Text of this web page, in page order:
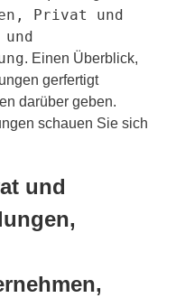
Privat und
und
. Einen Überblick,
gerfertigt
darüber geben.
schauen Sie sich
und